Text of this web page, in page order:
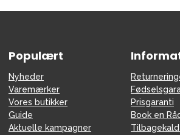
Populært
Nyheder
Varemærker
Vores butikker
Guide
Aktuelle kampagner
Prisgaranti
Book en